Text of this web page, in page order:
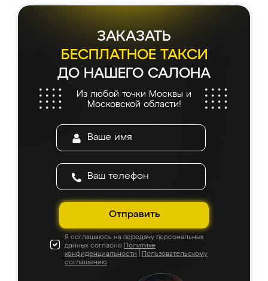
ЗАКАЗАТЬ
БЕСПЛАТНОЕ ТАКСИ
ДО НАШЕГО САЛОНА
Из любой точки Москвы и
Московской области!
Отправить
Я соглашаюсь на передачу персональных
данных согласно Политике
конфиденциальности
Пользовательскому
соглашению